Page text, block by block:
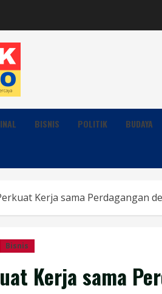
BISNIS POLITIK BUDAYA
Kerja sama Perdagangan
Bisnis
Kerja sama